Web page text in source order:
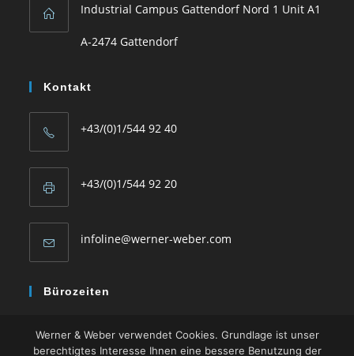
a
tab
Industrial Campus Gattendorf Nord 1 Unit A1
A-2474 Gattendorf
Kontakt
+43/(0)1/544 92 40
+43/(0)1/544 92 20
infoline@werner-weber.com
application
Bürozeiten
Fr: 08:00 – 13:00
Werner & Weber verwendet Cookies. Grundlage ist unser
berechtigtes Interesse Ihnen eine bessere Benutzung der